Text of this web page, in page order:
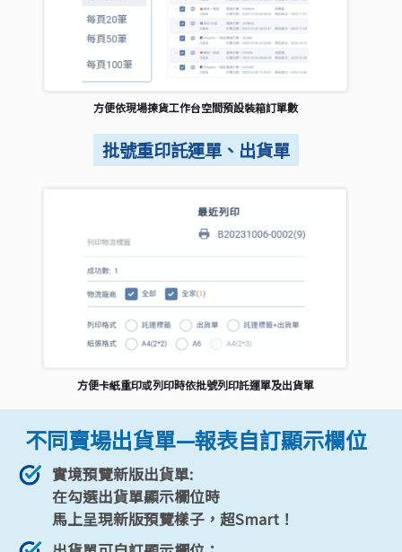
方便依現場揀貨工作台空間預設裝箱訂單數
批號重印託運單、出貨單
方便卡紙重印或列印時依批號列印託運單及出貨單
不同賣場出貨單—報表自訂顯示欄位
實境預覽新版出貨單:
在勾選出貨單顯示欄位時
馬上呈現新版預覽樣子，超Smart！